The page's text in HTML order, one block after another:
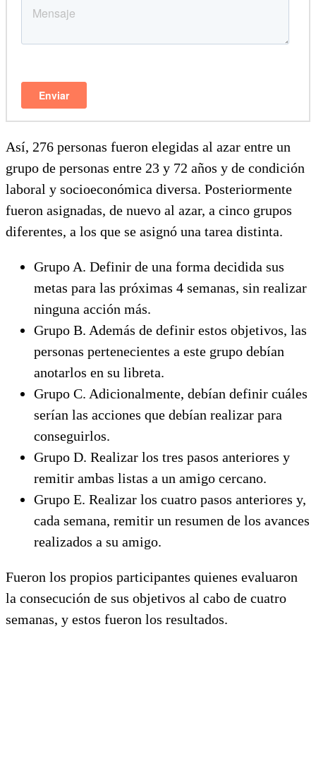
Así, 276 personas fueron elegidas al azar entre un
grupo de personas entre 23 y 72 años y de condición
laboral y socioeconómica diversa. Posteriormente
fueron asignadas, de nuevo al azar, a cinco grupos
diferentes, a los que se asignó una tarea distinta.
Grupo A. Definir de una forma decidida sus
metas para las próximas 4 semanas, sin realizar
ninguna acción más.
Grupo B. Además de definir estos objetivos, las
personas pertenecientes a este grupo debían
anotarlos en su libreta.
Grupo C. Adicionalmente, debían definir cuáles
serían las acciones que debían realizar para
conseguirlos.
Grupo D. Realizar los tres pasos anteriores y
remitir ambas listas a un amigo cercano.
Grupo E. Realizar los cuatro pasos anteriores y,
cada semana, remitir un resumen de los avances
realizados a su amigo.
Fueron los propios participantes quienes evaluaron
la consecución de sus objetivos al cabo de cuatro
semanas, y estos fueron los resultados.